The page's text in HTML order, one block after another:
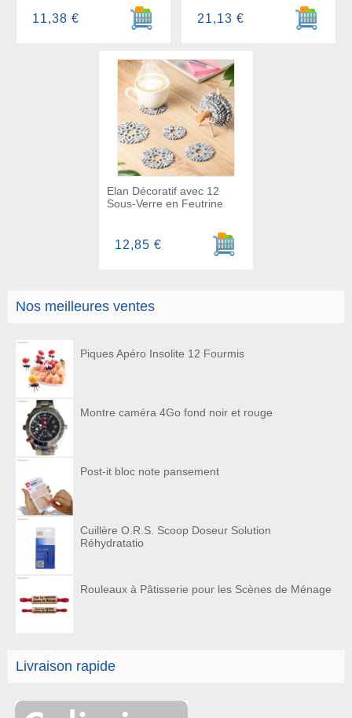
Nos meilleures ventes
Piques Apéro Insolite 12 Fourmis
Montre caméra 4Go fond noir et rouge
Post-it bloc note pansement
Cuillère O.R.S. Scoop Doseur Solution
Réhydratatio
Rouleaux à Pâtisserie pour les Scènes de Ménage
Livraison rapide
Ajouter au panier
11,38 €
Ajouter
21,13 €
Elan Décoratif avec 12
Sous-Verre en Feutrine
Ajouter au panier
12,85 €